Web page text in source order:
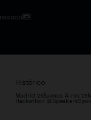
Histórico
Madrid '25Buenos Aires '25
Hackathon '26 Speakers